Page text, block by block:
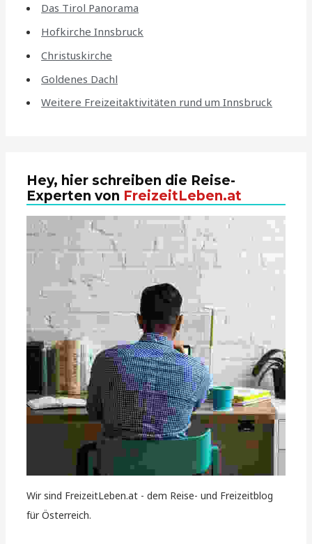
Das Tirol Panorama
Hofkirche Innsbruck
Christuskirche
Goldenes Dachl
Weitere Freizeitaktivitäten rund um Innsbruck
Hey, hier schreiben die Reise-
Experten von FreizeitLeben.at
Wir sind FreizeitLeben.at - dem Reise- und Freizeitblog
für Österreich.